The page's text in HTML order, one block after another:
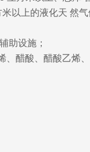
以上的液化天 然气
助设施；
、醋酸、醋酸乙烯